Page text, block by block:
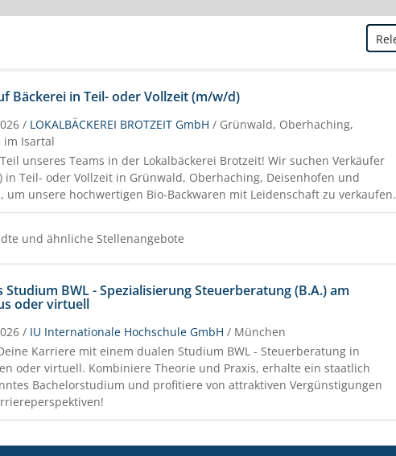
Bäckerei in Teil- oder Vollzeit (m/w/d)
/ LOKALBÄCKEREI BROTZEIT GmbH / Grünwald, Oberhaching,
im Isartal
unseres Teams in der Lokalbäckerei Brotzeit! Wir suchen Verkäufer
in Teil- oder Vollzeit in Grünwald, Oberhaching, Deisenhofen und
um unsere hochwertigen Bio-Backwaren mit Leidenschaft zu verkaufen.
und ähnliche Stellenangebote
Studium BWL - Spezialisierung Steuerberatung (B.A.) am
oder virtuell
/ IU Internationale Hochschule GmbH / München
Karriere mit einem dualen Studium BWL - Steuerberatung in
oder virtuell. Kombiniere Theorie und Praxis, erhalte ein staatlich
Bachelorstudium und profitiere von attraktiven Vergünstigungen